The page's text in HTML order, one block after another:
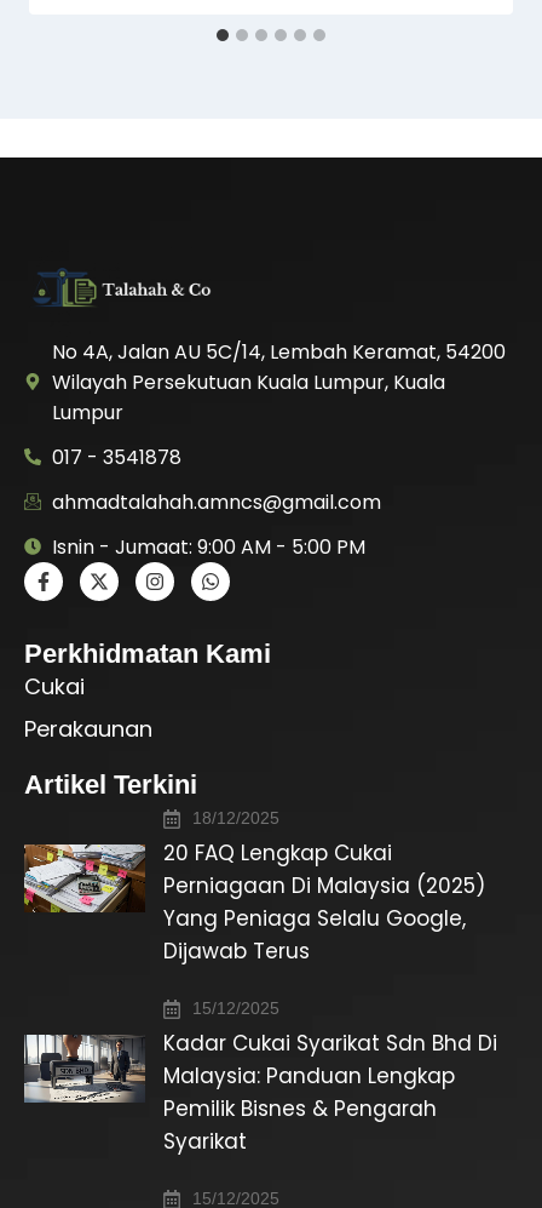
No 4A, Jalan AU 5C/14, Lembah Keramat, 54200
Wilayah Persekutuan Kuala Lumpur, Kuala
Lumpur
017 - 3541878
ahmadtalahah.amncs@gmail.com
Isnin - Jumaat: 9:00 AM - 5:00 PM
Perkhidmatan Kami
Cukai
Perakaunan
Artikel Terkini
18/12/2025
20 FAQ Lengkap Cukai
Perniagaan Di Malaysia (2025)
Yang Peniaga Selalu Google,
Dijawab Terus
15/12/2025
Kadar Cukai Syarikat Sdn Bhd Di
Malaysia: Panduan Lengkap
Pemilik Bisnes & Pengarah
Syarikat
15/12/2025